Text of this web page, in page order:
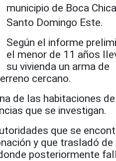
municipio de Boca
Santo Domingo Este.
Según el informe
el menor de 11 años
su vivienda un arma de
cercano.
de las habitaciones
que se investigan.
que se
y que trasladó de
posteriormente